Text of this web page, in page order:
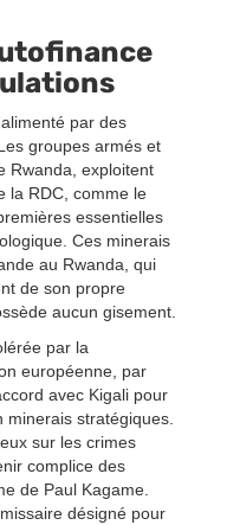
par des
groupes armés et
Rwanda, exploitent
la RDC, comme le
essentielles
Ces minerais
au Rwanda, qui
de son propre
aucun gisement.
par la
européenne, par
avec Kigali pour
stratégiques.
sur les crimes
complice des
de Paul Kagame.
désigné pour